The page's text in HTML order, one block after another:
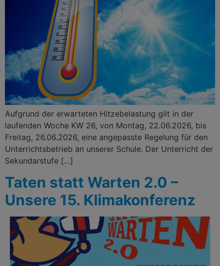
Aufgrund der erwarteten Hitzebelastung gilt in der
laufenden Woche KW 26, von Montag, 22.06.2026, bis
Freitag, 26.06.2026, eine angepasste Regelung für den
Unterrichtsbetrieb an unserer Schule. Der Unterricht der
Sekundarstufe […]
Taten statt Warten 2.0 –
Unsere 15. Klimakonferenz